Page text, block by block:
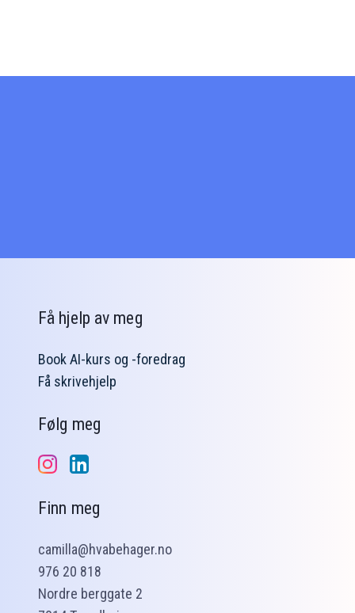
Få hjelp av meg
Book AI-kurs og -foredrag
Få skrivehjelp
Følg meg
Finn meg
camilla@hvabehager.no
976 20 818
Nordre berggate 2